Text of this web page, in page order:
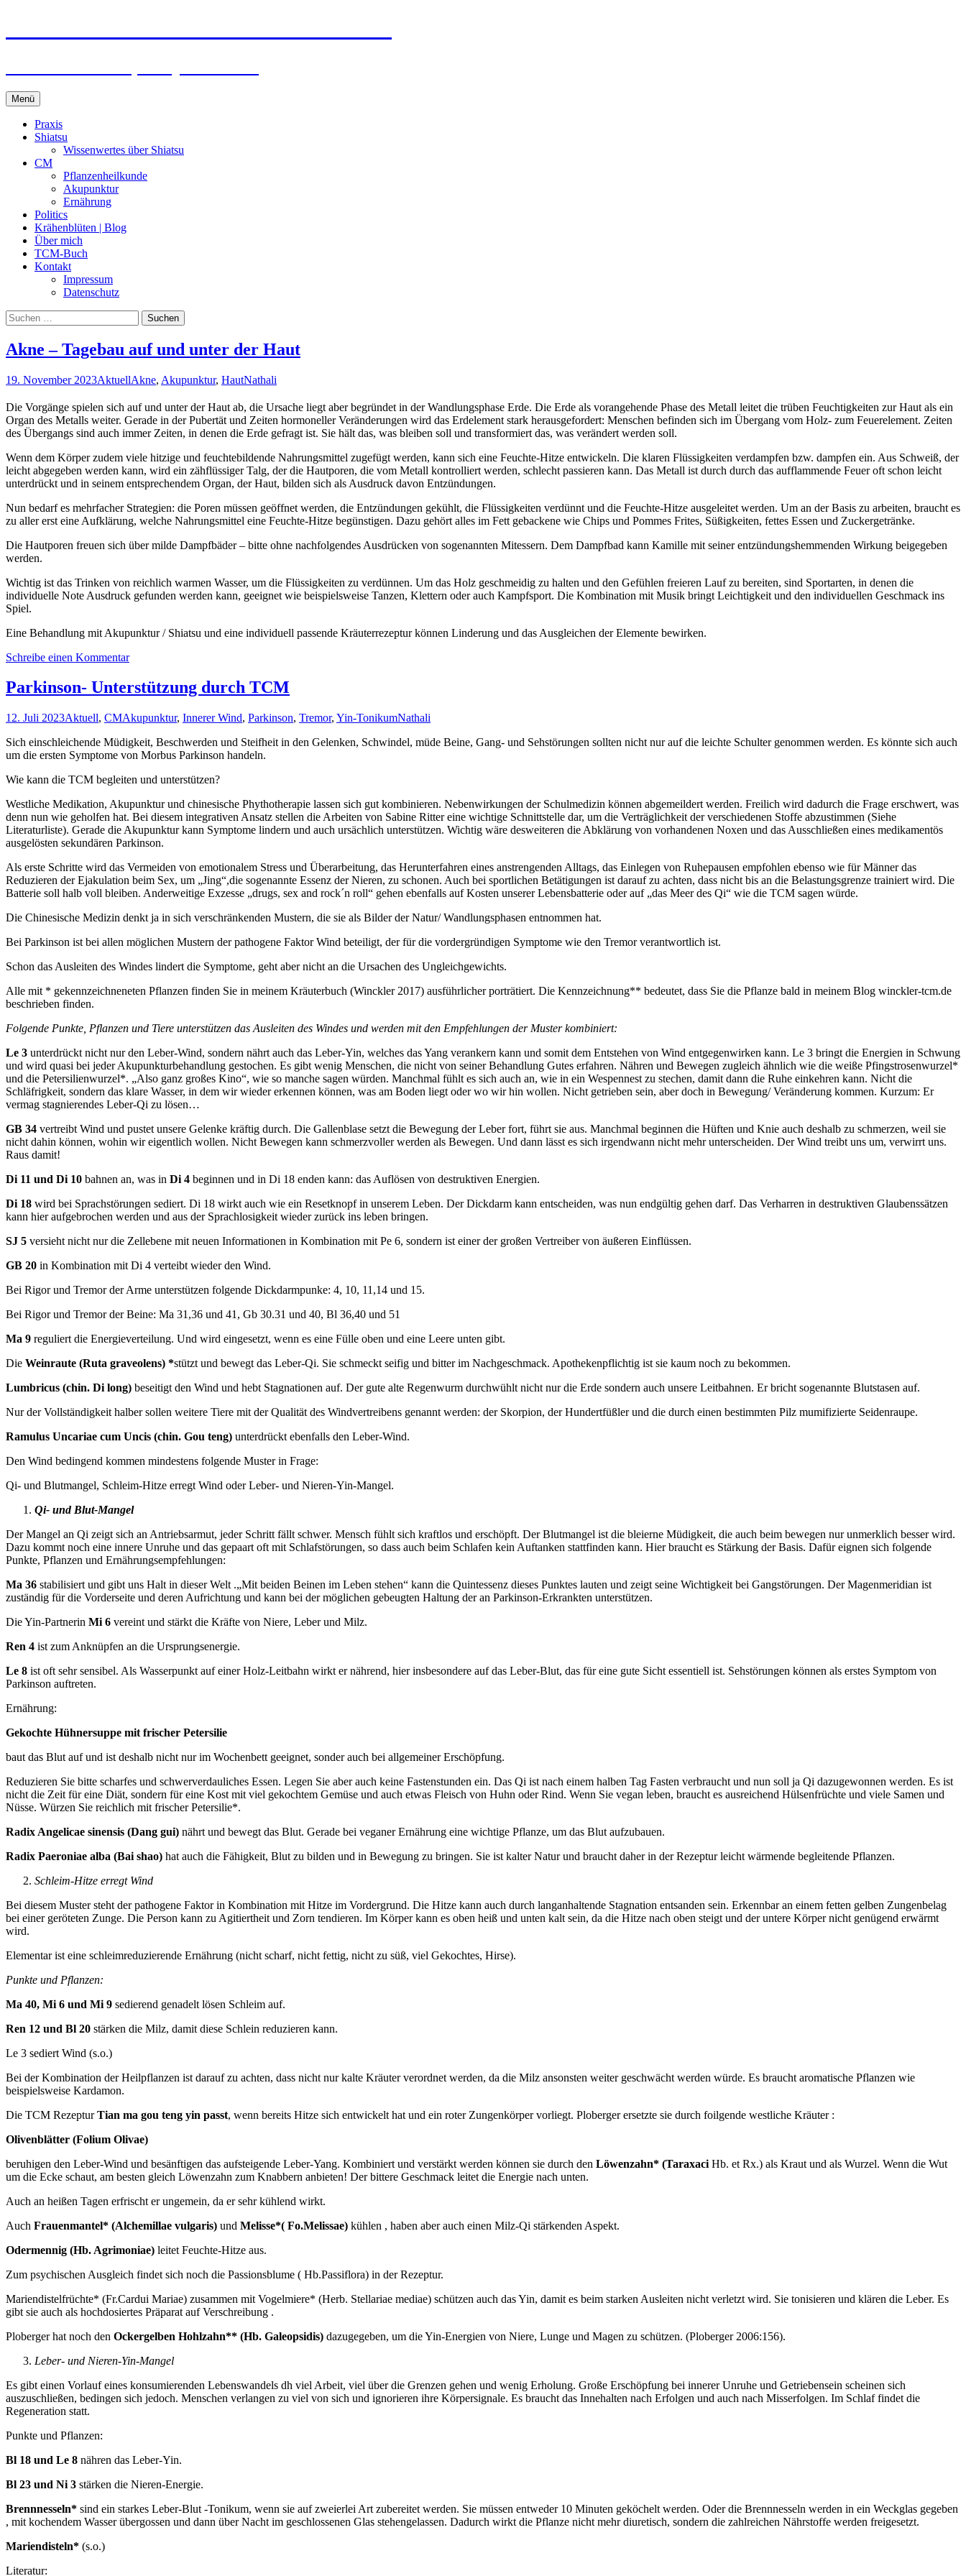
Menü
Praxis
Shiatsu
Wissenwertes über Shiatsu
CM
Pflanzenheilkunde
Akupunktur
Ernährung
Politics
Krähenblüten | Blog
Über mich
TCM-Buch
Kontakt
Impressum
Datenschutz
Suche
nach:
Akne – Tagebau auf und unter der Haut
19. November 2023AktuellAkne, Akupunktur, HautNathali
Die Vorgänge spielen sich auf und unter der Haut ab, die Ursache liegt aber begründet in der Wandlungsphase Erde. Die Erde als vorangehende Phase des Metall leitet die trüben Feuchtigkeiten zur Haut als ein
Organ des Metalls weiter. Gerade in der Pubertät und Zeiten hormoneller Veränderungen wird das Erdelement stark herausgefordert: Menschen befinden sich im Übergang vom Holz- zum Feuerelement. Zeiten
des Übergangs sind auch immer Zeiten, in denen die Erde gefragt ist. Sie hält das, was bleiben soll und transformiert das, was verändert werden soll.
Wenn dem Körper zudem viele hitzige und feuchtebildende Nahrungsmittel zugefügt werden, kann sich eine Feuchte-Hitze entwickeln. Die klaren Flüssigkeiten verdampfen bzw. dampfen ein. Aus Schweiß, der
leicht abgegeben werden kann, wird ein zähflüssiger Talg, der die Hautporen, die vom Metall kontrolliert werden, schlecht passieren kann. Das Metall ist durch durch das aufflammende Feuer oft schon leicht
unterdrückt und in seinem entsprechendem Organ, der Haut, bilden sich als Ausdruck davon Entzündungen.
Nun bedarf es mehrfacher Strategien: die Poren müssen geöffnet werden, die Entzündungen gekühlt, die Flüssigkeiten verdünnt und die Feuchte-Hitze ausgeleitet werden. Um an der Basis zu arbeiten, braucht es
zu aller erst eine Aufklärung, welche Nahrungsmittel eine Feuchte-Hitze begünstigen. Dazu gehört alles im Fett gebackene wie Chips und Pommes Frites, Süßigkeiten, fettes Essen und Zuckergetränke.
Die Hautporen freuen sich über milde Dampfbäder – bitte ohne nachfolgendes Ausdrücken von sogenannten Mitessern. Dem Dampfbad kann Kamille mit seiner entzündungshemmenden Wirkung beigegeben
werden.
Wichtig ist das Trinken von reichlich warmen Wasser, um die Flüssigkeiten zu verdünnen. Um das Holz geschmeidig zu halten und den Gefühlen freieren Lauf zu bereiten, sind Sportarten, in denen die
individuelle Note Ausdruck gefunden werden kann, geeignet wie beispielsweise Tanzen, Klettern oder auch Kampfsport. Die Kombination mit Musik bringt Leichtigkeit und den individuellen Geschmack ins
Spiel.
Eine Behandlung mit Akupunktur / Shiatsu und eine individuell passende Kräuterrezeptur können Linderung und das Ausgleichen der Elemente bewirken.
Schreibe einen Kommentar
Parkinson- Unterstützung durch TCM
12. Juli 2023Aktuell, CMAkupunktur, Innerer Wind, Parkinson, Tremor, Yin-TonikumNathali
Sich einschleichende Müdigkeit, Beschwerden und Steifheit in den Gelenken, Schwindel, müde Beine, Gang- und Sehstörungen sollten nicht nur auf die leichte Schulter genommen werden. Es könnte sich auch
um die ersten Symptome von Morbus Parkinson handeln.
Wie kann die TCM begleiten und unterstützen?
Westliche Medikation, Akupunktur und chinesische Phythotherapie lassen sich gut kombinieren. Nebenwirkungen der Schulmedizin können abgemeildert werden. Freilich wird dadurch die Frage erschwert, was
denn nun wie geholfen hat. Bei diesem integrativen Ansatz stellen die Arbeiten von Sabine Ritter eine wichtige Schnittstelle dar, um die Verträglichkeit der verschiedenen Stoffe abzustimmen (Siehe
Literaturliste). Gerade die Akupunktur kann Symptome lindern und auch ursächlich unterstützen. Wichtig wäre desweiteren die Abklärung von vorhandenen Noxen und das Ausschließen eines medikamentös
ausgelösten sekundären Parkinson.
Als erste Schritte wird das Vermeiden von emotionalem Stress und Überarbeitung, das Herunterfahren eines anstrengenden Alltags, das Einlegen von Ruhepausen empfohlen ebenso wie für Männer das
Reduzieren der Ejakulation beim Sex, um „Jing“,die sogenannte Essenz der Nieren, zu schonen. Auch bei sportlichen Betätigungen ist darauf zu achten, dass nicht bis an die Belastungsgrenze trainiert wird. Die
Batterie soll halb voll bleiben. Anderweitige Exzesse „drugs, sex and rock´n roll“ gehen ebenfalls auf Kosten unserer Lebensbatterie oder auf „das Meer des Qi“ wie die TCM sagen würde.
Die Chinesische Medizin denkt ja in sich verschränkenden Mustern, die sie als Bilder der Natur/ Wandlungsphasen entnommen hat.
Bei Parkinson ist bei allen möglichen Mustern der pathogene Faktor Wind beteiligt, der für die vordergründigen Symptome wie den Tremor verantwortlich ist.
Schon das Ausleiten des Windes lindert die Symptome, geht aber nicht an die Ursachen des Ungleichgewichts.
Alle mit * gekennzeichneneten Pflanzen finden Sie in meinem Kräuterbuch (Winckler 2017) ausführlicher porträtiert. Die Kennzeichnung** bedeutet, dass Sie die Pflanze bald in meinem Blog winckler-tcm.de
beschrieben finden.
Folgende Punkte, Pflanzen und Tiere unterstützen das Ausleiten des Windes und werden mit den Empfehlungen der Muster kombiniert:
Le 3 unterdrückt nicht nur den Leber-Wind, sondern nährt auch das Leber-Yin, welches das Yang verankern kann und somit dem Entstehen von Wind entgegenwirken kann. Le 3 bringt die Energien in Schwung
und wird quasi bei jeder Akupunkturbehandlung gestochen. Es gibt wenig Menschen, die nicht von seiner Behandlung Gutes erfahren. Nähren und Bewegen zugleich ähnlich wie die weiße Pfingstrosenwurzel*
und die Petersilienwurzel*. „Also ganz großes Kino“, wie so manche sagen würden. Manchmal fühlt es sich auch an, wie in ein Wespennest zu stechen, damit dann die Ruhe einkehren kann. Nicht die
Schläfrigkeit, sondern das klare Wasser, in dem wir wieder erkennen können, was am Boden liegt oder wo wir hin wollen. Nicht getrieben sein, aber doch in Bewegung/ Veränderung kommen. Kurzum: Er
vermag stagnierendes Leber-Qi zu lösen…
GB 34 vertreibt Wind und pustet unsere Gelenke kräftig durch. Die Gallenblase setzt die Bewegung der Leber fort, führt sie aus. Manchmal beginnen die Hüften und Knie auch deshalb zu schmerzen, weil sie
nicht dahin können, wohin wir eigentlich wollen. Nicht Bewegen kann schmerzvoller werden als Bewegen. Und dann lässt es sich irgendwann nicht mehr unterscheiden. Der Wind treibt uns um, verwirrt uns.
Raus damit!
Di 11 und Di 10 bahnen an, was in Di 4 beginnen und in Di 18 enden kann: das Auflösen von destruktiven Energien.
Di 18 wird bei Sprachstörungen sediert. Di 18 wirkt auch wie ein Resetknopf in unserem Leben. Der Dickdarm kann entscheiden, was nun endgültig gehen darf. Das Verharren in destruktiven Glaubenssätzen
kann hier aufgebrochen werden und aus der Sprachlosigkeit wieder zurück ins leben bringen.
SJ 5 versieht nicht nur die Zellebene mit neuen Informationen in Kombination mit Pe 6, sondern ist einer der großen Vertreiber von äußeren Einflüssen.
GB 20 in Kombination mit Di 4 verteibt wieder den Wind.
Bei Rigor und Tremor der Arme unterstützen folgende Dickdarmpunke: 4, 10, 11,14 und 15.
Bei Rigor und Tremor der Beine: Ma 31,36 und 41, Gb 30.31 und 40, Bl 36,40 und 51
Ma 9 reguliert die Energieverteilung. Und wird eingesetzt, wenn es eine Fülle oben und eine Leere unten gibt.
Die Weinraute (Ruta graveolens) *stützt und bewegt das Leber-Qi. Sie schmeckt seifig und bitter im Nachgeschmack. Apothekenpflichtig ist sie kaum noch zu bekommen.
Lumbricus (chin. Di long) beseitigt den Wind und hebt Stagnationen auf. Der gute alte Regenwurm durchwühlt nicht nur die Erde sondern auch unsere Leitbahnen. Er bricht sogenannte Blutstasen auf.
Nur der Vollständigkeit halber sollen weitere Tiere mit der Qualität des Windvertreibens genannt werden: der Skorpion, der Hundertfüßler und die durch einen bestimmten Pilz mumifizierte Seidenraupe.
Ramulus Uncariae cum Uncis (chin. Gou teng) unterdrückt ebenfalls den Leber-Wind.
Den Wind bedingend kommen mindestens folgende Muster in Frage:
Qi- und Blutmangel, Schleim-Hitze erregt Wind oder Leber- und Nieren-Yin-Mangel.
Qi- und Blut-Mangel
Der Mangel an Qi zeigt sich an Antriebsarmut, jeder Schritt fällt schwer. Mensch fühlt sich kraftlos und erschöpft. Der Blutmangel ist die bleierne Müdigkeit, die auch beim bewegen nur unmerklich besser wird.
Dazu kommt noch eine innere Unruhe und das gepaart oft mit Schlafstörungen, so dass auch beim Schlafen kein Auftanken stattfinden kann. Hier braucht es Stärkung der Basis. Dafür eignen sich folgende
Punkte, Pflanzen und Ernährungsempfehlungen:
Ma 36 stabilisiert und gibt uns Halt in dieser Welt .„Mit beiden Beinen im Leben stehen“ kann die Quintessenz dieses Punktes lauten und zeigt seine Wichtigkeit bei Gangstörungen. Der Magenmeridian ist
zuständig für die Vorderseite und deren Aufrichtung und kann bei der möglichen gebeugten Haltung der an Parkinson-Erkrankten unterstützen.
Die Yin-Partnerin Mi 6 vereint und stärkt die Kräfte von Niere, Leber und Milz.
Ren 4 ist zum Anknüpfen an die Ursprungsenergie.
Le 8 ist oft sehr sensibel. Als Wasserpunkt auf einer Holz-Leitbahn wirkt er nährend, hier insbesondere auf das Leber-Blut, das für eine gute Sicht essentiell ist. Sehstörungen können als erstes Symptom von
Parkinson auftreten.
Ernährung:
Gekochte Hühnersuppe mit frischer Petersilie
baut das Blut auf und ist deshalb nicht nur im Wochenbett geeignet, sonder auch bei allgemeiner Erschöpfung.
Reduzieren Sie bitte scharfes und schwerverdauliches Essen. Legen Sie aber auch keine Fastenstunden ein. Das Qi ist nach einem halben Tag Fasten verbraucht und nun soll ja Qi dazugewonnen werden. Es ist
nicht die Zeit für eine Diät, sondern für eine Kost mit viel gekochtem Gemüse und auch etwas Fleisch von Huhn oder Rind. Wenn Sie vegan leben, braucht es ausreichend Hülsenfrüchte und viele Samen und
Nüsse. Würzen Sie reichlich mit frischer Petersilie*.
Radix Angelicae sinensis (Dang gui) nährt und bewegt das Blut. Gerade bei veganer Ernährung eine wichtige Pflanze, um das Blut aufzubauen.
Radix Paeroniae alba (Bai shao) hat auch die Fähigkeit, Blut zu bilden und in Bewegung zu bringen. Sie ist kalter Natur und braucht daher in der Rezeptur leicht wärmende begleitende Pflanzen.
Schleim-Hitze erregt Wind
Bei diesem Muster steht der pathogene Faktor in Kombination mit Hitze im Vordergrund. Die Hitze kann auch durch langanhaltende Stagnation entsanden sein. Erkennbar an einem fetten gelben Zungenbelag
bei einer geröteten Zunge. Die Person kann zu Agitiertheit und Zorn tendieren. Im Körper kann es oben heiß und unten kalt sein, da die Hitze nach oben steigt und der untere Körper nicht genügend erwärmt
wird.
Elementar ist eine schleimreduzierende Ernährung (nicht scharf, nicht fettig, nicht zu süß, viel Gekochtes, Hirse).
Punkte und Pflanzen:
Ma 40, Mi 6 und Mi 9 sedierend genadelt lösen Schleim auf.
Ren 12 und Bl 20 stärken die Milz, damit diese Schlein reduzieren kann.
Le 3 sediert Wind (s.o.)
Bei der Kombination der Heilpflanzen ist darauf zu achten, dass nicht nur kalte Kräuter verordnet werden, da die Milz ansonsten weiter geschwächt werden würde. Es braucht aromatische Pflanzen wie
beispielsweise Kardamon.
Die TCM RezepturTian ma gou teng yin passt, wenn bereits Hitze sich entwickelt hat und ein roter Zungenkörper vorliegt. Ploberger ersetzte sie durch foilgende westliche Kräuter :
Olivenblätter (Folium Olivae)
beruhigen den Leber-Wind und besänftigen das aufsteigende Leber-Yang. Kombiniert und verstärkt werden können sie durch den Löwenzahn* (Taraxaci Hb. et Rx.) als Kraut und als Wurzel. Wenn die Wut
um die Ecke schaut, am besten gleich Löwenzahn zum Knabbern anbieten! Der bittere Geschmack leitet die Energie nach unten.
Auch an heißen Tagen erfrischt er ungemein, da er sehr kühlend wirkt.
Auch Frauenmantel* (Alchemillae vulgaris) und Melisse*( Fo.Melissae) kühlen , haben aber auch einen Milz-Qi stärkenden Aspekt.
Odermennig (Hb. Agrimoniae) leitet Feuchte-Hitze aus.
Zum psychischen Ausgleich findet sich noch die Passionsblume ( Hb.Passiflora) in der Rezeptur.
Mariendistelfrüchte* (Fr.Cardui Mariae) zusammen mit Vogelmiere* (Herb. Stellariae mediae) schützen auch das Yin, damit es beim starken Ausleiten nicht verletzt wird. Sie tonisieren und klären die Leber. Es
gibt sie auch als hochdosiertes Präparat auf Verschreibung .
Ploberger hat noch den Ockergelben Hohlzahn** (Hb. Galeopsidis) dazugegeben, um die Yin-Energien von Niere, Lunge und Magen zu schützen. (Ploberger 2006:156).
Leber- und Nieren-Yin-Mangel
Es gibt einen Vorlauf eines konsumierenden Lebenswandels dh viel Arbeit, viel über die Grenzen gehen und wenig Erholung. Große Erschöpfung bei innerer Unruhe und Getriebensein scheinen sich
auszuschließen, bedingen sich jedoch. Menschen verlangen zu viel von sich und ignorieren ihre Körpersignale. Es braucht das Innehalten nach Erfolgen und auch nach Misserfolgen. Im Schlaf findet die
Regeneration statt.
Punkte und Pflanzen:
Bl 18 und Le 8 nähren das Leber-Yin.
Bl 23 und Ni 3 stärken die Nieren-Energie.
Brennnesseln* sind ein starkes Leber-Blut -Tonikum, wenn sie auf zweierlei Art zubereitet werden. Sie müssen entweder 10 Minuten geköchelt werden. Oder die Brennnesseln werden in ein Weckglas gegeben
, mit kochendem Wasser übergossen und dann über Nacht im geschlossenen Glas stehengelassen. Dadurch wirkt die Pflanze nicht mehr diuretisch, sondern die zahlreichen Nährstoffe werden freigesetzt.
Mariendisteln* (s.o.)
Literatur: